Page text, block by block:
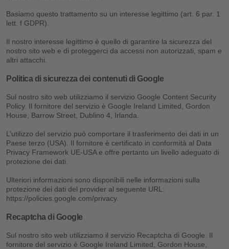
Basiamo questo trattamento su un interesse legittimo (art. 6 par. 1
lett. f GDPR).
Il nostro interesse legittimo è quello di garantire la sicurezza del
nostro sito web e di proteggerci da accessi non autorizzati, spam e
altri attacchi.
Politica di sicurezza dei contenuti di Google
Sul nostro sito web utilizziamo il servizio Google Content Security
Policy. Il fornitore del servizio è Google Ireland Limited, Gordon
House, Barrow Street, Dublino 4, Irlanda.
L’utilizzo del servizio può comportare il trasferimento dei dati in un
Paese terzo (USA). Il fornitore è certificato in conformità al Data
Privacy Framework UE-USA e offre pertanto un livello adeguato di
protezione dei dati.
Ulteriori informazioni sono disponibili nelle informazioni sulla
protezione dei dati del provider al seguente URL:
https://policies.google.com/privacy.
Recaptcha di Google
Sul nostro sito web utilizziamo il servizio Recaptcha di Google. Il
fornitore del servizio è Google Ireland Limited, Gordon House,